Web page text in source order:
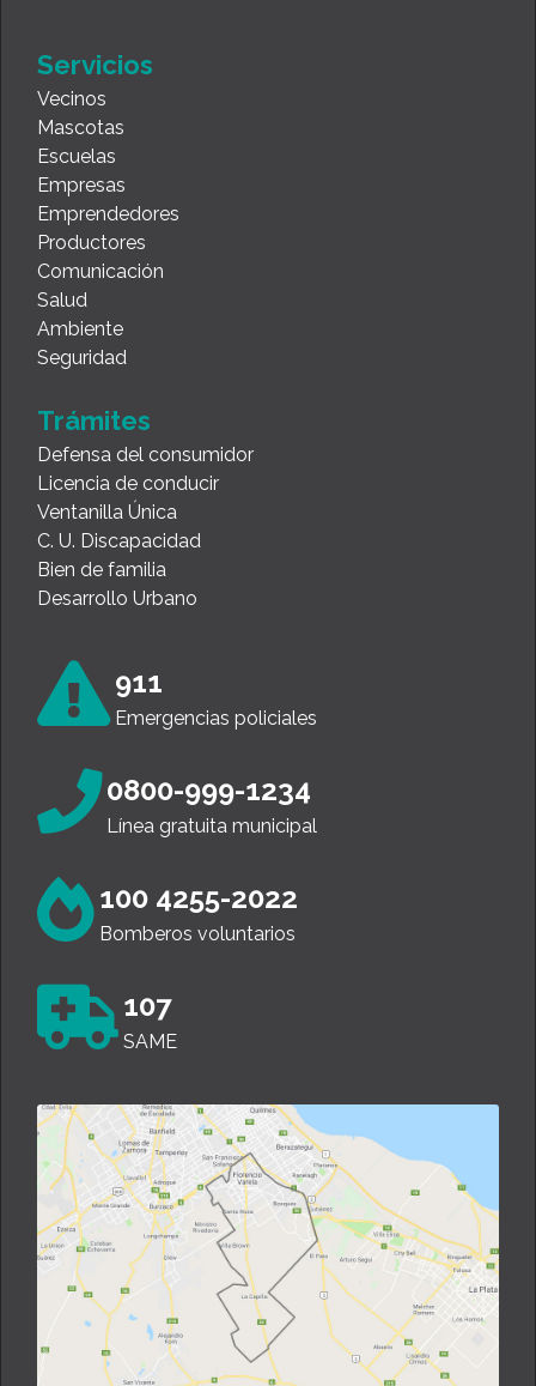
Servicios
Vecinos
Mascotas
Escuelas
Empresas
Emprendedores
Productores
Comunicación
Salud
Ambiente
Seguridad
Trámites
Defensa del consumidor
Licencia de conducir
Ventanilla Única
C. U. Discapacidad
Bien de familia
Desarrollo Urbano
911
Emergencias policiales
0800-999-1234
Línea gratuita municipal
100 4255-2022
Bomberos voluntarios
107
SAME